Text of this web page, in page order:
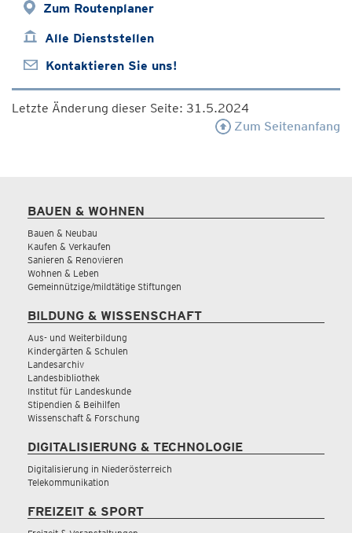
Zum Routenplaner
Alle Dienststellen
Kontaktieren Sie uns!
Letzte Änderung dieser Seite: 31.5.2024
Zum Seitenanfang
BAUEN & WOHNEN
Bauen & Neubau
Kaufen & Verkaufen
Sanieren & Renovieren
Wohnen & Leben
Gemeinnützige/mildtätige Stiftungen
BILDUNG & WISSENSCHAFT
Aus- und Weiterbildung
Kindergärten & Schulen
Landesarchiv
Landesbibliothek
Institut für Landeskunde
Stipendien & Beihilfen
Wissenschaft & Forschung
DIGITALISIERUNG & TECHNOLOGIE
Digitalisierung in Niederösterreich
Telekommunikation
FREIZEIT & SPORT